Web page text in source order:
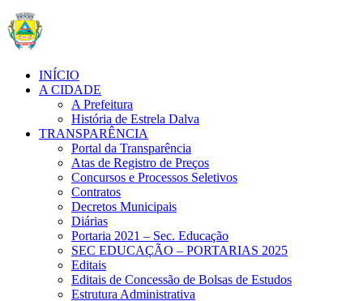
INÍCIO
A CIDADE
A Prefeitura
História de Estrela Dalva
TRANSPARÊNCIA
Portal da Transparência
Atas de Registro de Preços
Concursos e Processos Seletivos
Contratos
Decretos Municipais
Diárias
Portaria 2021 – Sec. Educação
SEC EDUCAÇÃO – PORTARIAS 2025
Editais
Editais de Concessão de Bolsas de Estudos
Estrutura Administrativa